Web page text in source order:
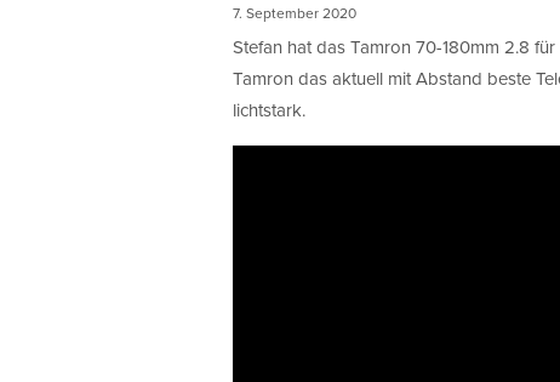
7. September 2020
Stefan hat das Tamron 70-180mm 2.8
Tamron das aktuell mit Abstand beste
lichtstark.